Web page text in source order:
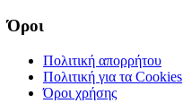
Όροι
Πολιτική απορρήτου
Πολιτική για τα Cookies
Όροι χρήσης